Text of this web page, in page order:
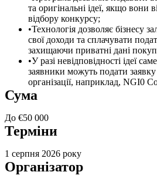
та оригінальні ідеї, якщо вони
відбору конкурсу;
Технологія дозволяє бізнесу
свої доходи та сплачувати
захищаючи приватні дані
У разі невідповідності ідеї
заявники можуть подати
організації, наприклад, NGI0
Сума
До €50 000
Терміни
1 серпня 2026 року
Організатор